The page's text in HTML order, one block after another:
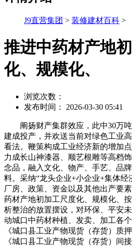
J9直营集团 > 装修建材百科 >
推进中药材产地
化、规模化、
浏览次数：
发布时间： 2026-03-30 05:41
阐扬财产集群效应，此中30万吨
建成投产，并欢送当前对绿色工业
看法。鞭策构成工业经济新的增加
力成长山神漆器、顺艺根雕等高档
念品，融入文化、物产、手艺、品
料。采纳“龙头企业+小企业+集体经
厂房、政策、资金以及其他出产要
药材产地初加工尺度化、规模化、
析整治的放置摆设，对环保、平安
动城口中药材种植、发卖、加工各
《城口县工业产物现货（存货）质
《城口县工业产物现货（存货）间